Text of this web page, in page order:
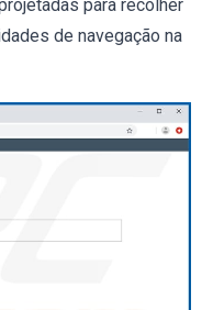
para recolher
de navegação na